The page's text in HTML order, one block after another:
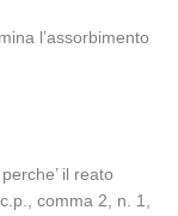
l’assorbimento
il reato
comma 2, n. 1,